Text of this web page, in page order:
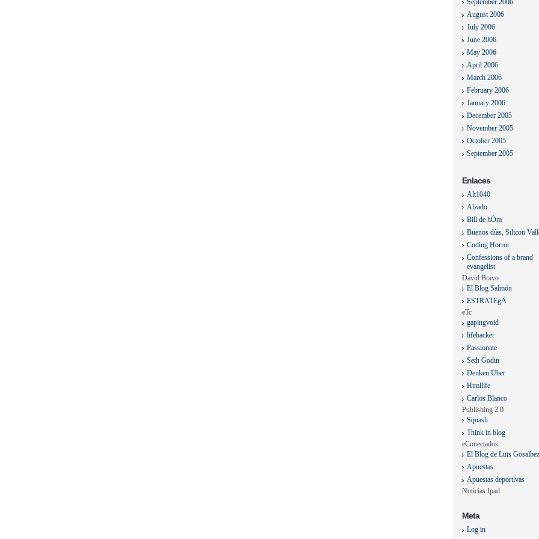
September 2006
August 2006
July 2006
June 2006
May 2006
April 2006
March 2006
February 2006
January 2006
December 2005
November 2005
October 2005
September 2005
Enlaces
Alt1040
Alzado
Bill de hÓra
Buenos días, Silicon
Coding Horror
Confessions of a brand
evangelist
David Bravo
El Blog Salmón
ESTRATEgA
eTc
gapingvoid
lifehacker
Passionate
Seth Godin
Denken Über
Htmllife
Carlos Blanco
Publishing 2.0
Squash
Think in blog
eConectados
El Blog de Luis Gosalbez
Apuestas
Apuestas deportivas
Noticias Ipad
Meta
Log in